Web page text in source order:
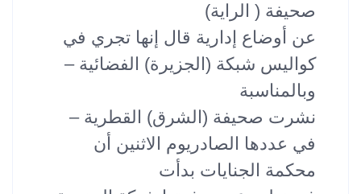
صحيفة ( الراية)
عن أوضاع إدارية قال إنها تجري في
كواليس شبكة (الجزيرة) الفضائية –
وبالمناسبة
نشرت صحيفة (الشرق) القطرية –
في عددها الصادريوم الاثنين أن
محكمة الجنايات بدأت